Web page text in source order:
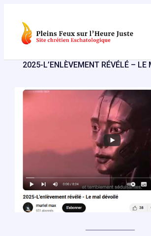
contenu
2025-L’ENLÈVEMENT RÉVÉLÉ – LE